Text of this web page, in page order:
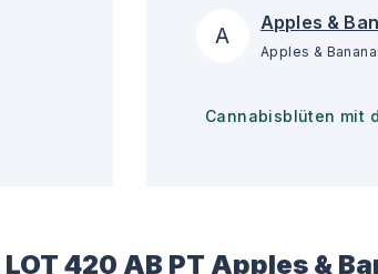
A Apples &
Cannabisblüten mit
LOT 420 AB PT Apples &